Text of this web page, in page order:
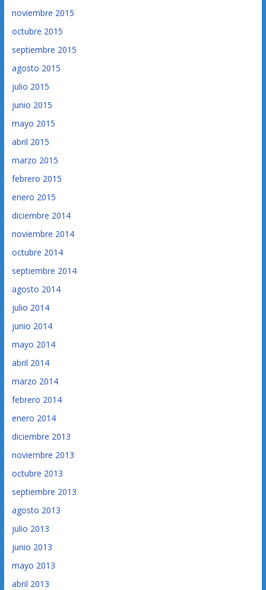
noviembre 2015
octubre 2015
septiembre 2015
agosto 2015
julio 2015
junio 2015
mayo 2015
abril 2015
marzo 2015
febrero 2015
enero 2015
diciembre 2014
noviembre 2014
octubre 2014
septiembre 2014
agosto 2014
julio 2014
junio 2014
mayo 2014
abril 2014
marzo 2014
febrero 2014
enero 2014
diciembre 2013
noviembre 2013
octubre 2013
septiembre 2013
agosto 2013
julio 2013
junio 2013
mayo 2013
abril 2013